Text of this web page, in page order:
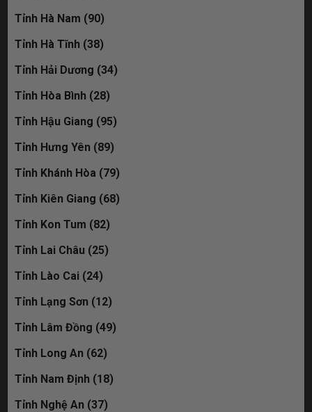
Tỉnh Hà Nam (90)
Tỉnh Hà Tĩnh (38)
Tỉnh Hải Dương (34)
Tỉnh Hòa Bình (28)
Tỉnh Hậu Giang (95)
Tỉnh Hưng Yên (89)
Tỉnh Khánh Hòa (79)
Tỉnh Kiên Giang (68)
Tỉnh Kon Tum (82)
Tỉnh Lai Châu (25)
Tỉnh Lào Cai (24)
Tỉnh Lạng Sơn (12)
Tỉnh Lâm Đồng (49)
Tỉnh Long An (62)
Tỉnh Nam Định (18)
Tỉnh Nghệ An (37)